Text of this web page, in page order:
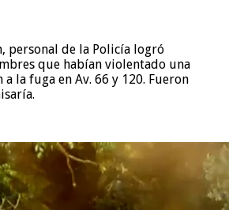
personal de la Policía logró
que habían violentado una
a la fuga en Av. 66 y 120. Fueron